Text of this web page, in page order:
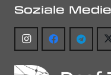
Soziale